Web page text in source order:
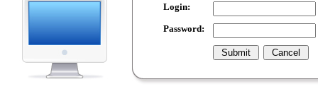
Login:
Password: